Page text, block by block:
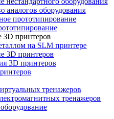
аналогов оборудования
прототипирование
3D принтеров
на SLM принтере
3D принтеров
3D принтеров
тренажеров
тренажеров